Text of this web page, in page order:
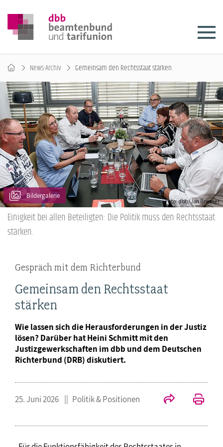
News-Archiv Gemeinsam den Rechtsstaat stärken
Bildergalerie
Einigkeit bei allen Beteiligten: Die Politik muss den Rechtsstaat
stärken.
Gespräch mit dem Richterbund
Gemeinsam den Rechtsstaat
stärken
Wie lassen sich die Herausforderungen in der Justiz
lösen? Darüber hat Heini Schmitt mit den
Justizgewerkschaften im dbb und dem Deutschen
Richterbund (DRB) diskutiert.
25. Juni 2026 Politik & Positionen